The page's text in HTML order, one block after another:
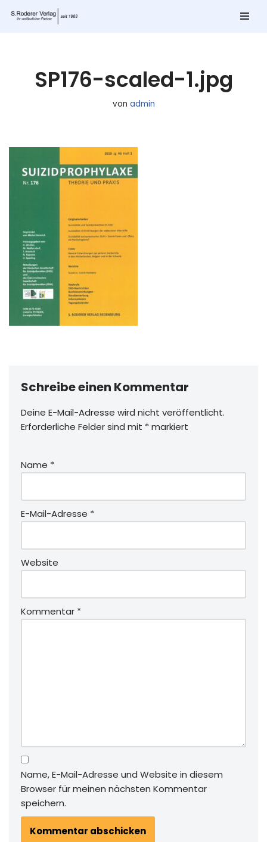
SP176-scaled-1.jpg
von admin
Schreibe einen Kommentar
Deine E-Mail-Adresse wird nicht veröffentlicht.
Erforderliche Felder sind mit *markiert
Name *
E-Mail-Adresse *
Website
Kommentar *
Name, E-Mail-Adresse und Website in diesem
Browser für meinen nächsten Kommentar
speichern.